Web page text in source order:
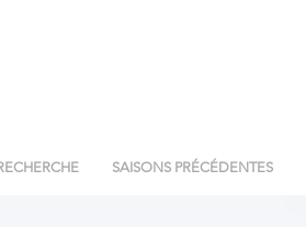
SAISONS PRÉCÉDENTES